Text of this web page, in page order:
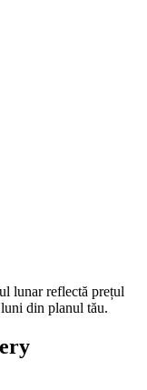
lunar reflectă prețul
din planul tău.